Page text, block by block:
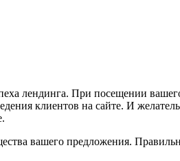
лендинга. При посещении
клиентов на сайте. И
вашего предложения.